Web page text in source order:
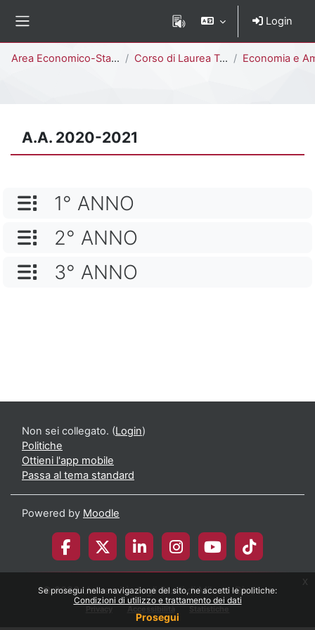
Se prosegui nella navigazione del sito, ne accetti le politiche:
Condizioni di utilizzo e trattamento dei dati
Prosegui
x
Login
Area Economico-Statistica Corso di Laurea Triennale Economia e Amministrazione delle Imprese
A.A. 2020-2021
NOME CATEGORIA
1° ANNO
NOME CATEGORIA
2° ANNO
NOME CATEGORIA
3° ANNO
Non sei collegato. (Login)
Politiche
Ottieni l'app mobile
Passa al tema standard
Powered by Moodle
© 2026 Università degli Studi di Milano-Bicocca